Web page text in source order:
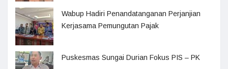
Wabup Hadiri Penandatanganan Perjanjian
Kerjasama Pemungutan Pajak
Puskesmas Sungai Durian Fokus PIS – PK